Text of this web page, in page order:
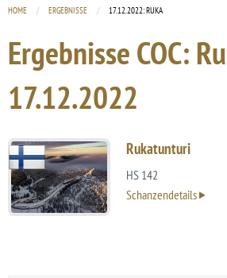
HOME ERGEBNISSE CURRENT:
17.12.2022: RUKA
Ergebnisse COC:
17.12.2022
Rukatunturi
HS 142
Schanzendetails